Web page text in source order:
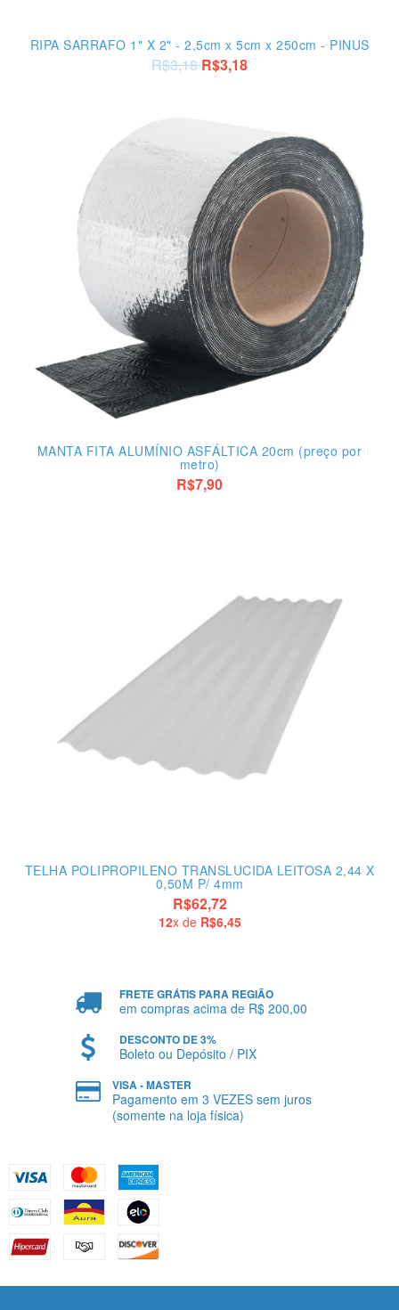
RIPA SARRAFO 1" X 2" - 2,5cm x 5cm x 250cm - PINUS
R$3,18 R$3,18
MANTA FITA ALUMÍNIO ASFÁLTICA 20cm (preço por
metro)
R$7,90
TELHA POLIPROPILENO TRANSLUCIDA LEITOSA 2,44 X
0,50M P/ 4mm
R$62,72
12x de R$6,45
FRETE GRÁTIS PARA REGIÃO
em compras acima de R$ 200,00
DESCONTO DE 3%
Boleto ou Depósito / PIX
VISA - MASTER
Pagamento em 3 VEZES sem juros
(somente na loja física)